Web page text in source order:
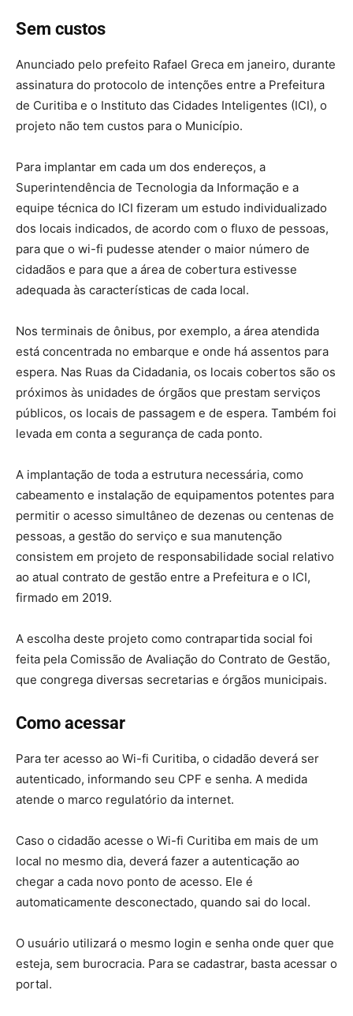
Sem custos
Anunciado pelo prefeito Rafael Greca em janeiro, durante
assinatura do protocolo de intenções entre a Prefeitura
de Curitiba e o Instituto das Cidades Inteligentes (ICI), o
projeto não tem custos para o Município.
Para implantar em cada um dos endereços, a
Superintendência de Tecnologia da Informação e a
equipe técnica do ICI fizeram um estudo individualizado
dos locais indicados, de acordo com o fluxo de pessoas,
para que o wi-fi pudesse atender o maior número de
cidadãos e para que a área de cobertura estivesse
adequada às características de cada local.
Nos terminais de ônibus, por exemplo, a área atendida
está concentrada no embarque e onde há assentos para
espera. Nas Ruas da Cidadania, os locais cobertos são os
próximos às unidades de órgãos que prestam serviços
públicos, os locais de passagem e de espera. Também foi
levada em conta a segurança de cada ponto.
A implantação de toda a estrutura necessária, como
cabeamento e instalação de equipamentos potentes para
permitir o acesso simultâneo de dezenas ou centenas de
pessoas, a gestão do serviço e sua manutenção
consistem em projeto de responsabilidade social relativo
ao atual contrato de gestão entre a Prefeitura e o ICI,
firmado em 2019.
A escolha deste projeto como contrapartida social foi
feita pela Comissão de Avaliação do Contrato de Gestão,
que congrega diversas secretarias e órgãos municipais.
Como acessar
Para ter acesso ao Wi-fi Curitiba, o cidadão deverá ser
autenticado, informando seu CPF e senha. A medida
atende o marco regulatório da internet.
Caso o cidadão acesse o Wi-fi Curitiba em mais de um
local no mesmo dia, deverá fazer a autenticação ao
chegar a cada novo ponto de acesso. Ele é
automaticamente desconectado, quando sai do local.
O usuário utilizará o mesmo login e senha onde quer que
esteja, sem burocracia. Para se cadastrar, basta acessar o
portal.